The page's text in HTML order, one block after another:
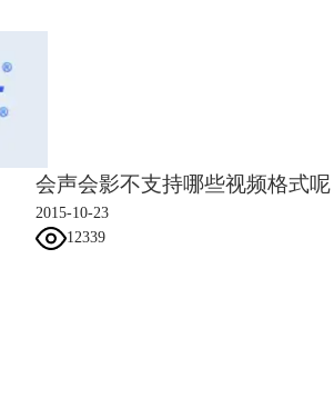
会声会影不支持哪些视频格式呢
2015-10-23
12339